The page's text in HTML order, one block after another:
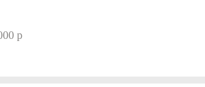
р